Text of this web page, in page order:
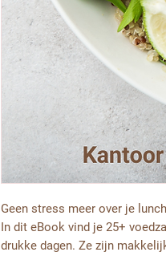
Geen stress meer over je
In dit eBook vind je 25+
drukke dagen. Ze zijn